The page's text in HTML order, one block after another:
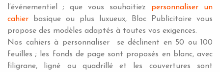
l’événementiel ; que vous souhaitiez personnaliser un
cahier basique ou plus luxueux, Bloc Publicitaire vous
propose des modèles adaptés à toutes vos exigences.
Nos cahiers à personnaliser se déclinent en 50 ou 100
feuilles ; les fonds de page sont proposés en blanc, avec
filigrane, ligné ou quadrillé et les couvertures sont